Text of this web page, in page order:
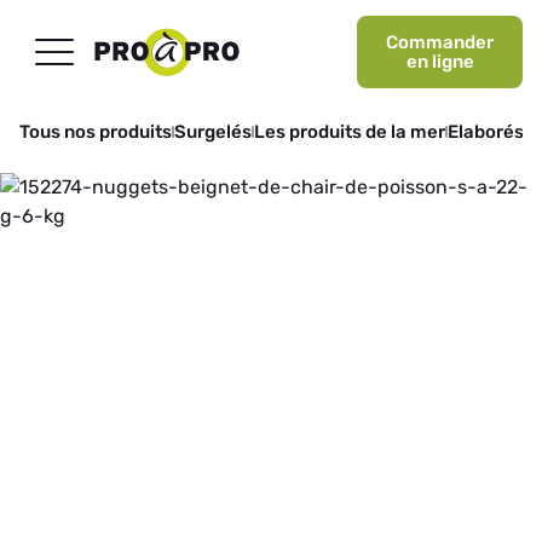
Commander
en ligne
Tous nos produitsSurgelésLes produits de la merElaborés